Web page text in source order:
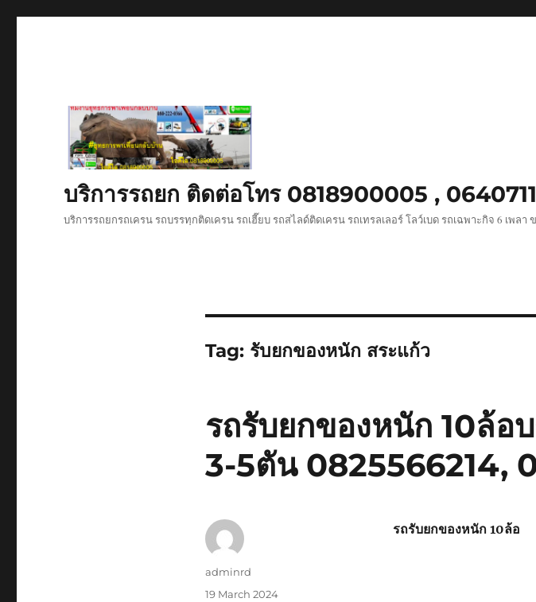
บริการรถยก ติดต่อโทร 0818900005 ,
บริการรถยกรถเครน รถบรรทุกติดเครน รถเฮี๊ยบ รถสไลด์ติดเครน รถเทรลเลอร์ โลว์เบด รถเฉพาะกิจ 6 เพ
Tag: รับยกของหนัก สระแก้ว
รถรับยกของหนัก 10ล้อ
3-5ตัน 0825566214,
รถรับยกของหนัก 10ล้อ
Author
adminrd
Posted
19 March 2024